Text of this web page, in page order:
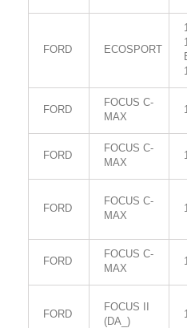
FORD ECOSPORT
FORD
FOCUS C-
MAX
FORD
FOCUS C-
MAX
FORD
FOCUS C-
MAX
FORD
FOCUS C-
MAX
FORD
FOCUS II
(DA_)